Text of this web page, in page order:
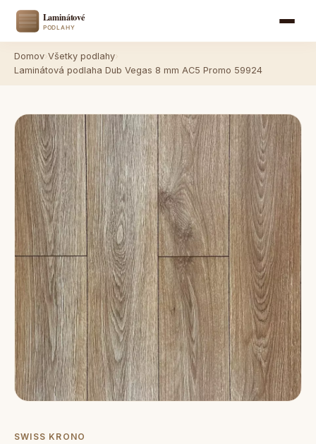
Domov Všetky podlahy
Laminátová podlaha Dub Vegas 8 mm AC5 Promo 59924
SWISS KRONO